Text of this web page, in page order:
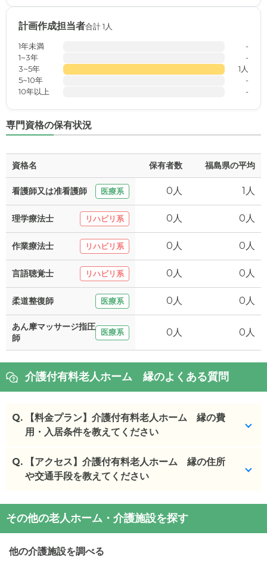
計画作成担当者合計 1人
1年未満
-
1~3年
-
3~5年
1人
5~10年
-
10年以上
-
専門資格の保有状況
資格名 保有者数 福島県の平均
看護師又は准看護師 医療系 0人 1人
理学療法士 リハビリ系 0人 0人
作業療法士 リハビリ系 0人 0人
言語聴覚士 リハビリ系 0人 0人
柔道整復師 医療系 0人 0人
あん摩マッサージ指圧
師
医療系 0人 0人
介護付有料老人ホーム 縁のよくある質問
Q.
【料金プラン】介護付有料老人ホーム 縁の費
用・入居条件を教えてください
介護付有料老人ホーム 縁の入居金・月額料金は次
のとおりです。
・月額費用が4.2万円
・要介護度：
Q.
【アクセス】介護付有料老人ホーム 縁の住所
や交通手段を教えてください
介護付有料老人ホーム 縁の交通アクセス
・住所：福島県郡山市富田東６丁目９５
・最寄り駅：
その他の老人ホーム・介護施設を探す
他の介護施設を調べる